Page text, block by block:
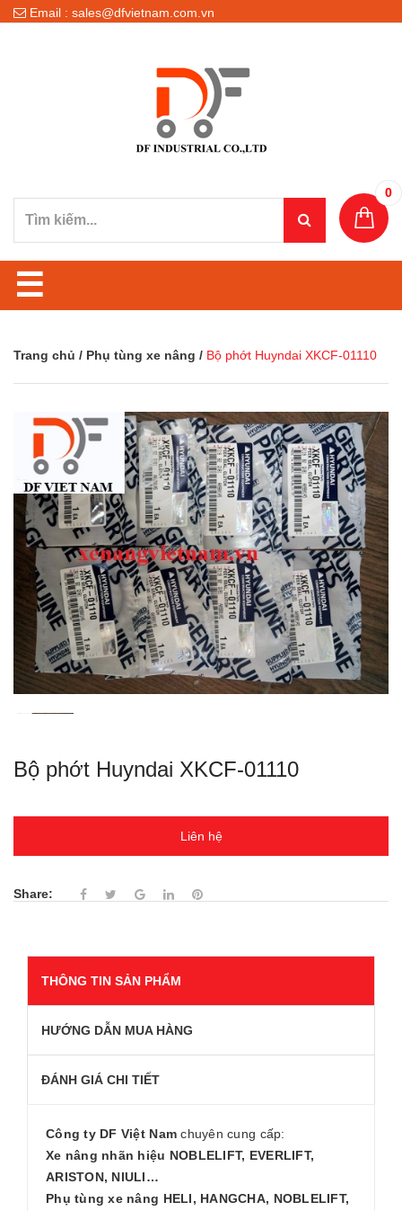
Email : sales@dfvietnam.com.vn
0
☰
Trang chủ / Phụ tùng xe nâng / Bộ phớt Huyndai XKCF-01110
Bộ phớt Huyndai XKCF-01110
Liên hệ
Share:
THÔNG TIN SẢN PHẨM
HƯỚNG DẪN MUA HÀNG
ĐÁNH GIÁ CHI TIẾT
Công ty DF Việt Nam chuyên cung cấp:
Xe nâng nhãn hiệu NOBLELIFT, EVERLIFT,
ARISTON, NIULI…
Phụ tùng xe nâng HELI, HANGCHA, NOBLELIFT,